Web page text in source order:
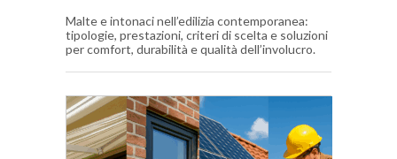
Malte e intonaci nell’edilizia contemporanea:
tipologie, prestazioni, criteri di scelta e soluzioni
per comfort, durabilità e qualità dell’involucro.